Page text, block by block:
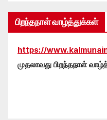
பிறந்தநாள் வாழ்த்துக்கள்
https://
முதலாவது பிறந்தநாள்